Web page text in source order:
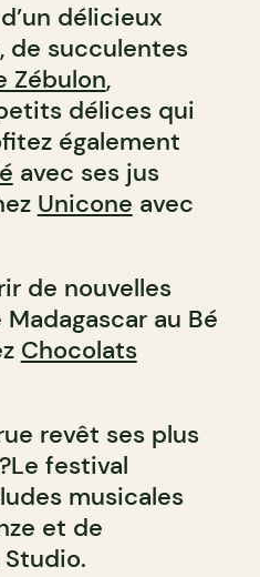
délicieux
, de succulentes
Zébulon,
délices qui
également
avec ses jus
Unicone avec
de nouvelles
au Bé
Chocolats
revêt ses plus
festival
musicales
et de